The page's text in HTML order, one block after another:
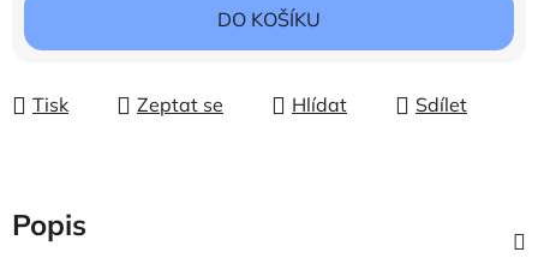
Měrná cena:
DO KOŠÍKU
Tisk Zeptat se Hlídat Sdílet
Popis